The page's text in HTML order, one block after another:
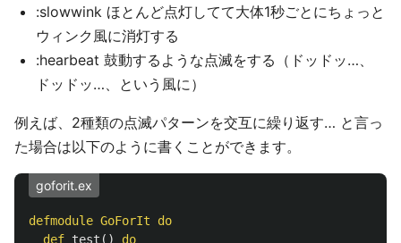
:slowwink ほとんど点灯してて大体1秒ごとにちょっと
ウィンク風に消灯する
:hearbeat 鼓動するような点滅をする（ドッドッ…、
ドッドッ…、という風に）
例えば、2種類の点滅パターンを交互に繰り返す… と言っ
た場合は以下のように書くことができます。
goforit.ex
defmodule GoForIt
do
def test ()
do